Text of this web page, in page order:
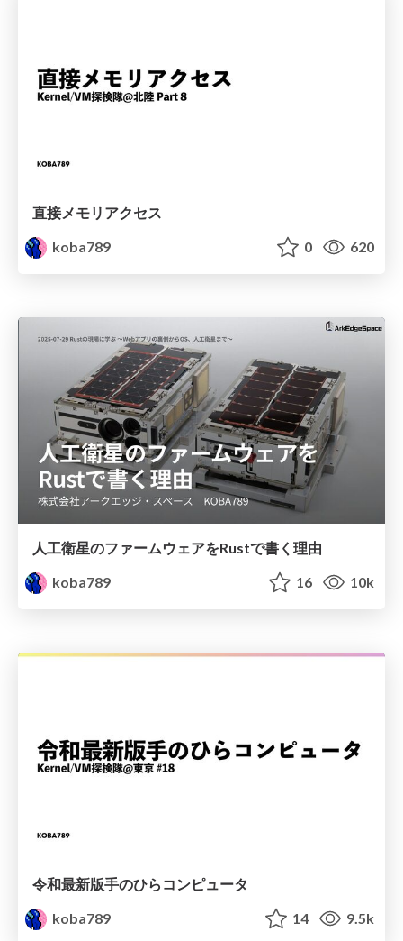
直接メモリアクセス
koba789
0 620
人工衛星のファームウェアをRustで書く理由
koba789
16 10k
令和最新版手のひらコンピュータ
koba789
14 9.5k